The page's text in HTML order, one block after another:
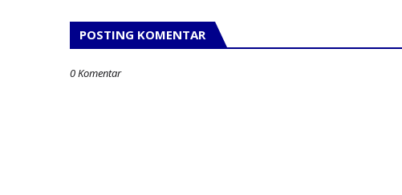
POSTING KOMENTAR
0 Komentar